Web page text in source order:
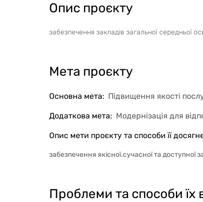
Опис проєкту
забезпечення закладів загальної середньої
Мета проєкту
Основна мета: Підвищення якості
Додаткова мета: Модернізація для
Опис мети проєкту та способи її
забезпечення якісної.сучасної та доступної
Проблеми та способи їх